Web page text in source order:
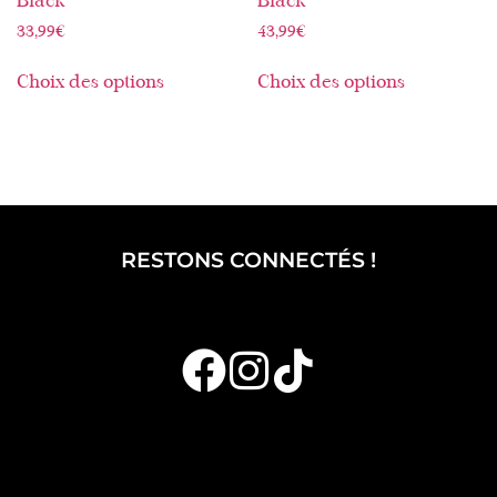
33,99€
Choix des options
43,99€
Choix des options
RESTONS CONNECTÉS !